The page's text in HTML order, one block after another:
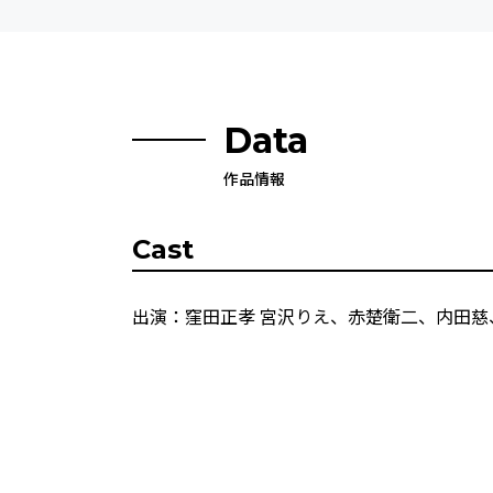
Data
作品情報
Cast
出演：窪田正孝 宮沢りえ、赤楚衛二、内田